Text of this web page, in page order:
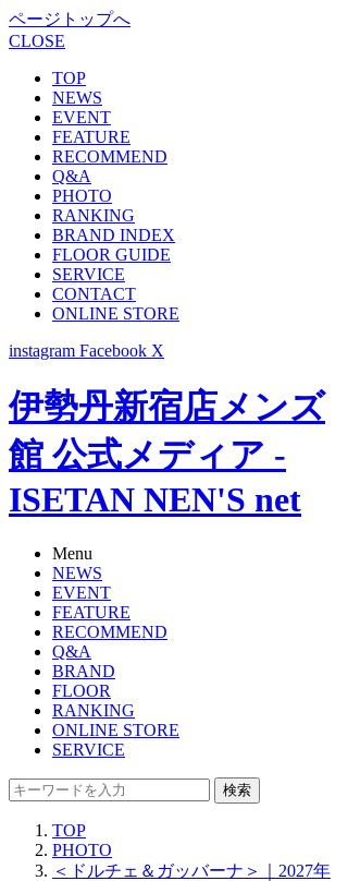
ページトップへ
CLOSE
TOP
NEWS
EVENT
FEATURE
RECOMMEND
Q&A
PHOTO
RANKING
BRAND INDEX
FLOOR GUIDE
SERVICE
CONTACT
ONLINE STORE
instagram Facebook X
伊勢丹新宿店メンズ
館 公式メディア -
ISETAN NEN'S net
Menu
NEWS
EVENT
FEATURE
RECOMMEND
Q&A
BRAND
FLOOR
RANKING
ONLINE STORE
SERVICE
検索
TOP
PHOTO
＜ドルチェ＆ガッバーナ＞｜2027年